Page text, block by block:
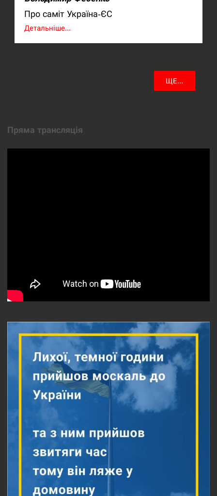
Про саміт Україна-ЄС
Детальніше...
ЩЕ...
Пряма трансляція